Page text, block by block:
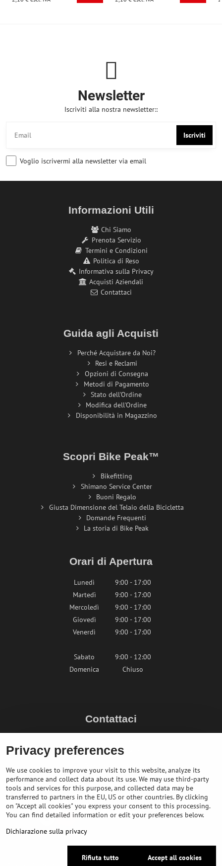
Newsletter
Iscriviti alla nostra newsletter::
Iscriviti
Voglio iscrivermi alla newsletter via email
Informazioni Utili
Chi Siamo
Prenota Servizio
Termini e Condizioni
Politica di Reso
Informativa sulla Privacy
Acquisti Aziendali
Contattaci
Guida agli Acquisti
Perché Acquistare da Noi?
Resi e Reclami
Opzioni di Consegna
Metodi di Pagamento
Stato dell'Ordine
Modifica dell'Ordine
Disponibilità in Magazzino
Scopri Bike Peak™
Bikefitting
Shimano Service Center
Buoni Regalo
Giusta Dimensione del Telaio della Bicicletta
Domande Frequenti
La storia di Bike Peak
Orari di Apertura
Lunedì
9:00 - 17:00
Martedì
9:00 - 17:00
Mercoledì
9:00 - 17:00
Giovedì
9:00 - 17:00
Venerdì
9:00 - 17:00
Sabato
9:00 - 12:00
Domenica
Chiuso
Contattaci
+436764858804 (AT)
Privacy preferences
We use cookies to improve your visit to this website, analyze its
performance and collect data about its use. We may use third-party
tools and services for this purpose, and collected data may be
transferred to partners in the EU, US or other countries. By clicking
on "Accept all cookies" you express your consent to this processing.
You can find detailed information or edit your preferences below.
Dichiarazione sulla privacy
Accept all cookies
Rifiuta tutto